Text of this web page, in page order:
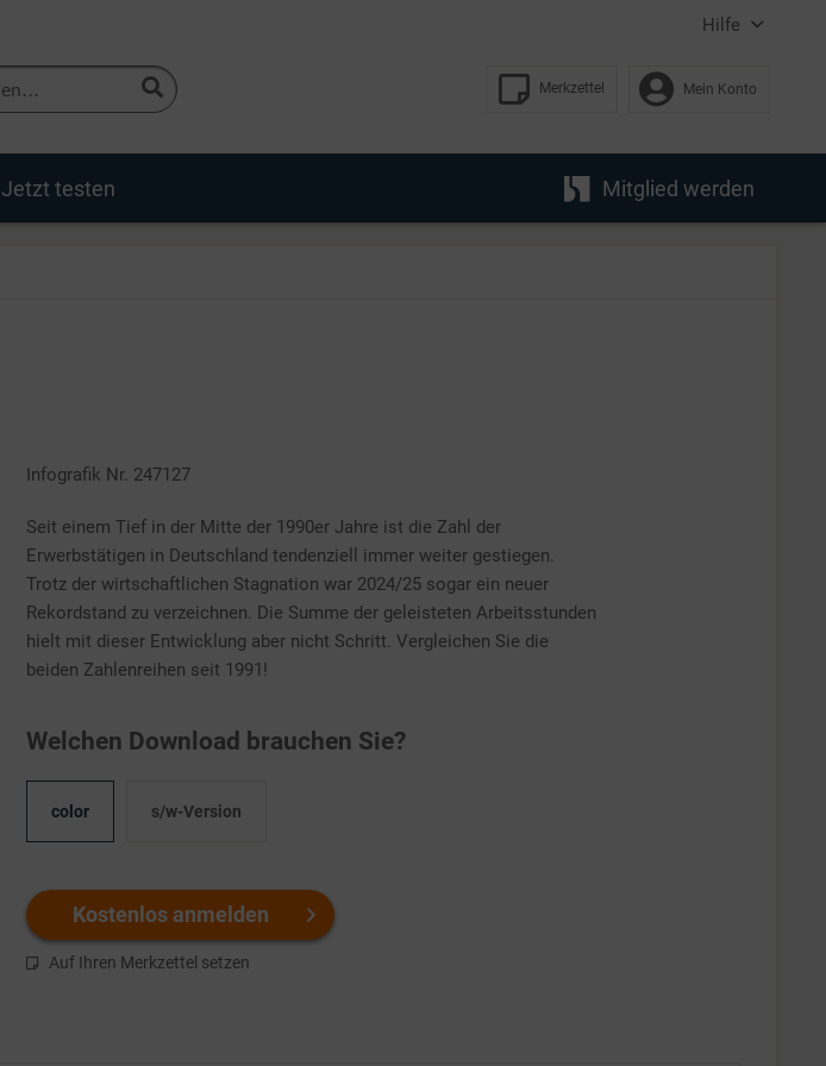
Hilfe
Merkzettel Mein Konto
Jetzt testen Mitglied werden
Infografik Nr. 247127
Seit einem Tief in der Mitte der 1990er Jahre ist die Zahl der
Erwerbstätigen in Deutschland tendenziell immer weiter gestiegen.
Trotz der wirtschaftlichen Stagnation war 2024/25 sogar ein neuer
Rekordstand zu verzeichnen. Die Summe der geleisteten Arbeitsstunden
hielt mit dieser Entwicklung aber nicht Schritt. Vergleichen Sie die
beiden Zahlenreihen seit 1991!
Welchen Download brauchen Sie?
color s/w-Version
Kostenlos anmelden
Auf Ihren Merkzettel setzen